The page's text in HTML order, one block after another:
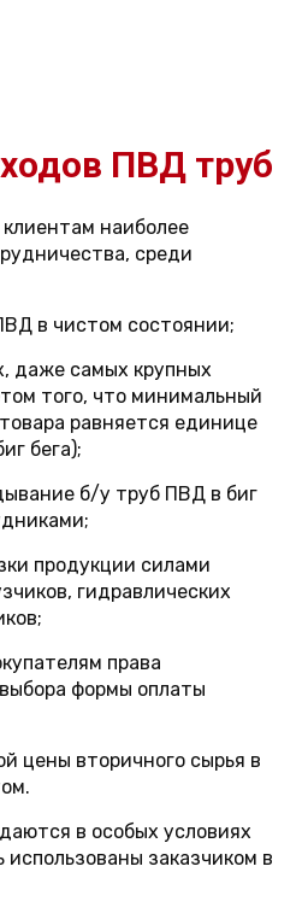
ПВД труб
наиболее
среди
в чистом состоянии;
даже самых крупных
того, что минимальный
равняется единице
бега);
б/у труб ПВД в биг
продукции силами
гидравлических
права
формы оплаты
цены вторичного сырья в
в особых условиях
заказчиком в